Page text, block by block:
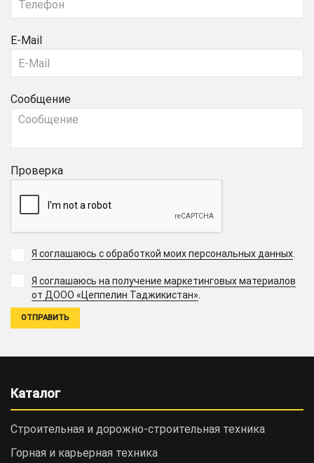
E-Mail
Сообщение
Проверка
Я соглашаюсь с обработкой моих персональных данных
Я соглашаюсь на получение маркетинговых материалов
от ДООО «Цеппелин Таджикистан».
Каталог
Строительная и дорожно-cтроительная техника
Горная и карьерная техника